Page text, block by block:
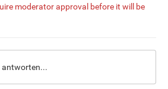
moderator approval before it will be
antworten...